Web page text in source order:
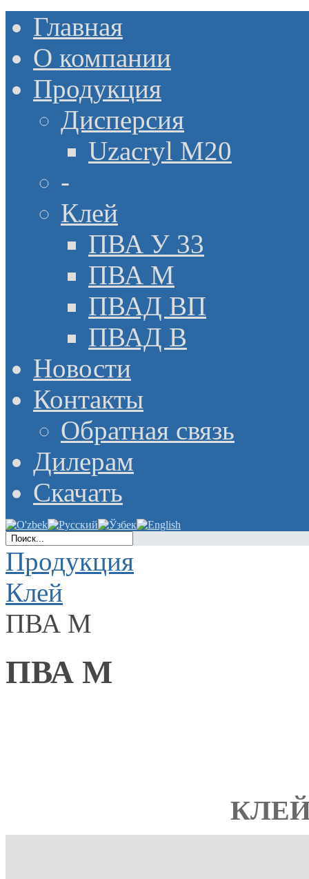
Главная
О компании
Продукция
Дисперсия
Uzacryl M20
-
Клей
ПВА У 33
ПВА М
ПВАД ВП
ПВАД В
Новости
Контакты
Обратная связь
Дилерам
Скачать
Продукция
Клей
ПВА М
ПВА М